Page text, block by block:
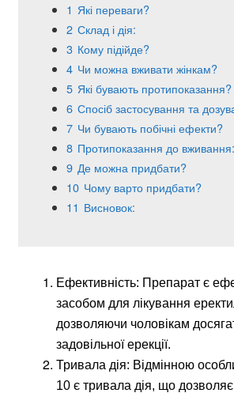
1 Які переваги?
2 Склад і дія:
3 Кому підійде?
4 Чи можна вживати жінкам?
5 Які бувають протипоказання?
6 Спосіб застосування та
7 Чи бувають побічні ефекти?
8 Протипоказання до вживання:
9 Де можна придбати?
10 Чому варто придбати?
11 Висновок:
Ефективність: Препарат є
засобом для лікування
дозволяючи чоловікам
задовільної ерекції.
Тривала дія: Відмінною
10 є тривала дія, що дозволяє